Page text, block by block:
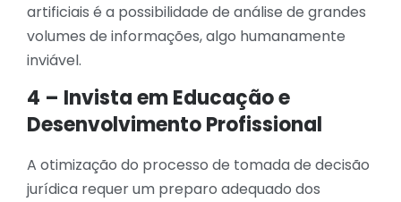
artificiais é a possibilidade de análise de grandes
volumes de informações, algo humanamente
inviável.
4 – Invista em Educação e
Desenvolvimento Profissional
A otimização do processo de tomada de decisão
jurídica requer um preparo adequado dos